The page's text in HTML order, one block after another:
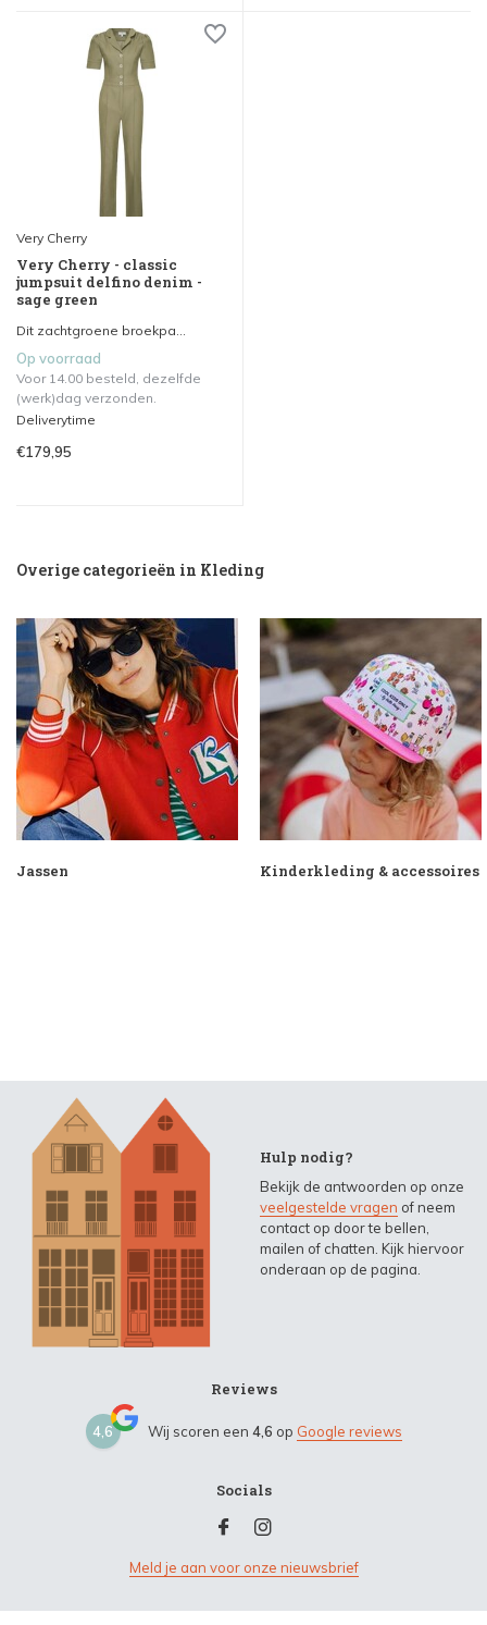
Very Cherry
Very Cherry - classic
jumpsuit delfino denim -
sage green
Dit zachtgroene broekpa...
Op voorraad
Voor 14.00 besteld, dezelfde
(werk)dag verzonden.
Deliverytime
€179,95
Overige categorieën in Kleding
Jassen Kinderkleding & accessoires
Hulp nodig?
Bekijk de antwoorden op onze
veelgestelde vragen of neem
contact op door te bellen,
mailen of chatten. Kijk hiervoor
onderaan op de pagina.
Reviews
4,6 Wij scoren een 4,6 op Google reviews
Socials
Meld je aan voor onze nieuwsbrief